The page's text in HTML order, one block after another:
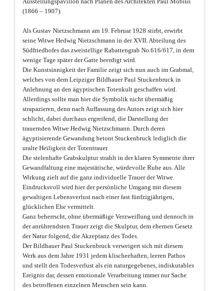
(1866 – 1907).
Als Gustav Nietzschmann am 19. Februar 1928 stirbt, erwirbt
seine Witwe Hedwig Nietzschmann in der XVII. Abteilung des
Südfriedhofes das zweistellige Rabattengrab No.616/617, in dem
wenige Tage später der Gatte beerdigt wird.
Die Kunstsinnigkeit der Familie zeigt sich nun auch im Grabmal,
welches von dem Leipziger Bildhauer Paul Stuckenbruck in
Anlehnung an den ägyptischen Totenkult geschaffen wird.
Allerdings sollte man hier die Symbolik nicht übermäßig
strapazieren, denn nach Auffassung des Autors zeigt sich hier
schlicht, dabei durchaus ergreifend, die Darstellung der
trauernden Witwe Hedwig Nietzschmann. Durch deren
ägyptisierende Gewandung betont Stuckenbruck lediglich die
uralte Heiligkeit der Totentrauer.
Die stelenhafte Grabskulptur strahlt in der klaren Symmetrie ihrer
Gewandfaltung eine majestätische, würdevolle Ruhe aus. Alle
Wirkung zielt auf die ganz individuelle Trauer der Witwe.
Eindrucksvoll wird hier der persönliche Umgang mit diesem
gewaltigen Lebensverlust nach einer fast fünfzigjährigen,
glücklichen Ehe vermittelt.
Ganz beherrscht, ohne übermäßige Verzweiflung und dennoch in
der anrührendsten Trauer zeigt die Skulptur, dem ehernen Gesetz
der Natur folgend, die Akzeptanz des Todes.
Der Bildhauer Paul Stuckenbruck verweigert sich mit diesem
Werk aus dem Jahre 1931 jedem klischeehaften, leeren Pathos
und stellt den Todesverlust als ein naturgegebenes, indiskutables
Ereignis dar, dessen emotionale Verarbeitung immer nur Sache
des betroffenen einzelnen Menschen sein kann.